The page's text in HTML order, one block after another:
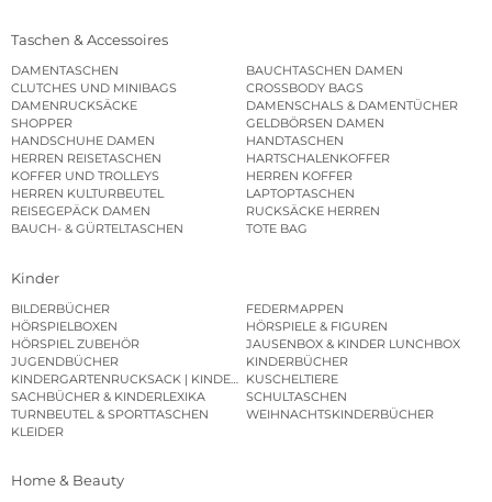
Taschen & Accessoires
DAMENTASCHEN
BAUCHTASCHEN DAMEN
CLUTCHES UND MINIBAGS
CROSSBODY BAGS
DAMENRUCKSÄCKE
DAMENSCHALS & DAMENTÜCHER
SHOPPER
GELDBÖRSEN DAMEN
HANDSCHUHE DAMEN
HANDTASCHEN
HERREN REISETASCHEN
HARTSCHALENKOFFER
KOFFER UND TROLLEYS
HERREN KOFFER
HERREN KULTURBEUTEL
LAPTOPTASCHEN
REISEGEPÄCK DAMEN
RUCKSÄCKE HERREN
BAUCH- & GÜRTELTASCHEN
TOTE BAG
Kinder
BILDERBÜCHER
FEDERMAPPEN
HÖRSPIELBOXEN
HÖRSPIELE & FIGUREN
HÖRSPIEL ZUBEHÖR
JAUSENBOX & KINDER LUNCHBOX
JUGENDBÜCHER
KINDERBÜCHER
KINDERGARTENRUCKSACK | KINDERGARTENBEUTEL
KUSCHELTIERE
SACHBÜCHER & KINDERLEXIKA
SCHULTASCHEN
TURNBEUTEL & SPORTTASCHEN
WEIHNACHTSKINDERBÜCHER
KLEIDER
Home & Beauty